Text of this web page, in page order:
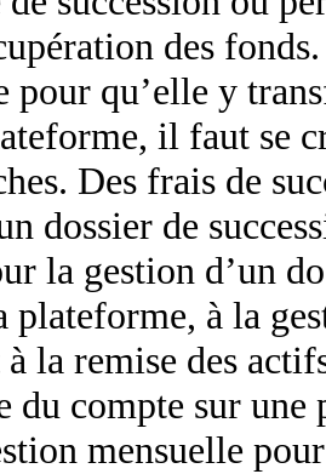
des
pour qu’elle y
il faut se
Des frais de
dossier de
la gestion d’un
plateforme, à la
à la remise des
du compte sur
mensuelle